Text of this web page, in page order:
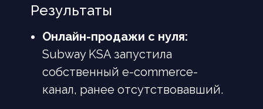
Онлайн-продажи с нуля:
Онлайн-продажи с нуля:
Subway KSA запустила
собственный e-commerce-
канал, ранее отсутствовавший.
Результаты
Начните свой путь к увеличению
Вместе проведем аудит
систем и бизнес-процессов